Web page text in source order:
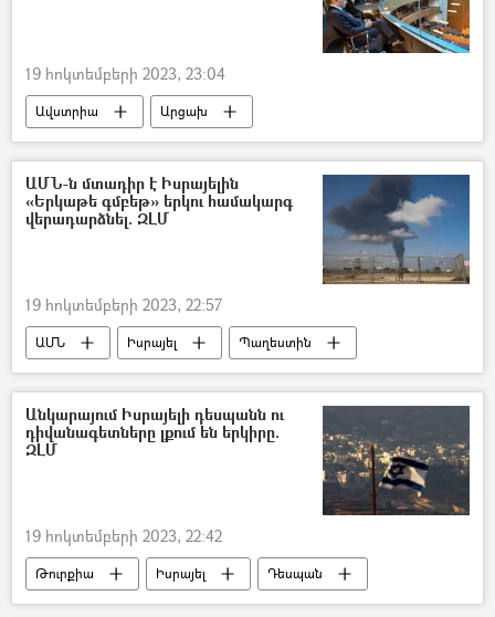
19 հոկտեմբերի 2023, 23:04
Ավստրիա
Արցախ
Լեռնային Ղարաբաղ
Բռնի տեղահանված
Էթնիկ զտում
Ադրբեջան բանաձև
ԱՄՆ-ն մտադիր է Իսրայելին
«Երկաթե գմբեթ» երկու համակարգ
վերադարձնել. ԶԼՄ
19 հոկտեմբերի 2023, 22:57
ԱՄՆ Իսրայել
Պաղեստին
Պատերազմ
Գազայի հատված
Զենք
Անկարայում Իսրայելի դեսպանն ու
դիվանագետները լքում են երկիրը.
ԶԼՄ
19 հոկտեմբերի 2023, 22:42
Թուրքիա Իսրայել
Դեսպան
Պաղեստին
Գազայի հատված